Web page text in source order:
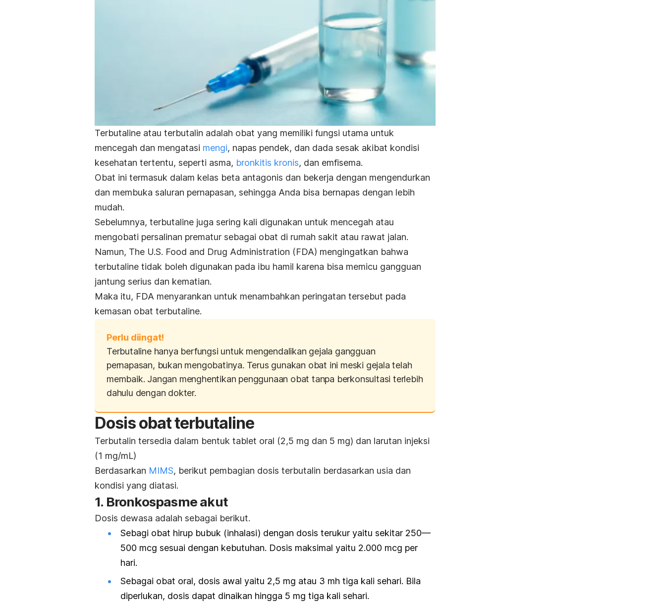
Terbutaline atau terbutalin adalah obat yang memiliki fungsi utama untuk
mencegah dan mengatasi mengi, napas pendek, dan dada sesak akibat kondisi
kesehatan tertentu, seperti asma, bronkitis kronis, dan emfisema.
Obat ini termasuk dalam kelas beta antagonis dan bekerja dengan mengendurkan
dan membuka saluran pernapasan, sehingga Anda bisa bernapas dengan lebih
mudah.
Sebelumnya, terbutaline juga sering kali digunakan untuk mencegah atau
mengobati persalinan prematur sebagai obat di rumah sakit atau rawat jalan.
Namun, The U.S. Food and Drug Administration (FDA) mengingatkan bahwa
terbutaline tidak boleh digunakan pada ibu hamil karena bisa memicu gangguan
jantung serius dan kematian.
Maka itu, FDA menyarankan untuk menambahkan peringatan tersebut pada
kemasan obat terbutaline.
Perlu diingat!
Terbutalinehanya berfungsi untuk mengendalikan gejala gangguan
pernapasan, bukan mengobatinya. Terus gunakan obat ini meski gejala telah
membaik. Jangan menghentikan penggunaan obat tanpa berkonsultasi terlebih
dahulu dengan dokter.
Dosis obatterbutaline
Terbutalin tersedia dalam bentuk tablet oral (2,5 mg dan 5 mg) dan larutan injeksi
(1 mg/mL)
Berdasarkan MIMS, berikut pembagian dosis terbutalin berdasarkan usia dan
kondisi yang diatasi.
1. Bronkospasme akut
Dosis dewasa adalah sebagai berikut.
Sebagi obat hirup bubuk (inhalasi) dengan dosis terukur yaitu sekitar 250—
500 mcg sesuai dengan kebutuhan. Dosis maksimal yaitu 2.000 mcg per
hari.
Sebagai obat oral, dosis awal yaitu 2,5 mg atau 3 mh tiga kali sehari. Bila
diperlukan, dosis dapat dinaikan hingga 5 mg tiga kali sehari.